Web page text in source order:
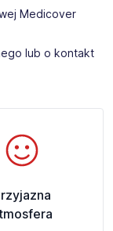
Medicover
lub o kontakt